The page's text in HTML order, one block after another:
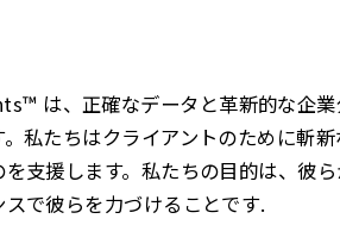
は、正確なデータと革新的な企業
私たちはクライアントのために斬
支援します。私たちの目的は、彼
で彼らを力づけることです.